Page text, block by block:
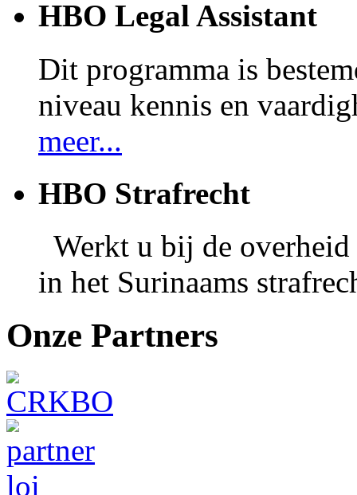
HBO Legal Assistant
Dit programma is
niveau kennis en
meer...
HBO Strafrecht
Werkt u bij de
in het Surinaams
Onze Partners